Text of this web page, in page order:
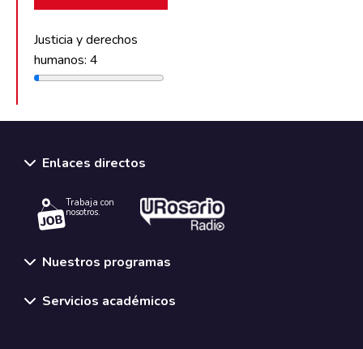
Justicia y derechos
humanos: 4
Enlaces directos
Trabaja con
nosotros.
Nuestros programas
Servicios académicos